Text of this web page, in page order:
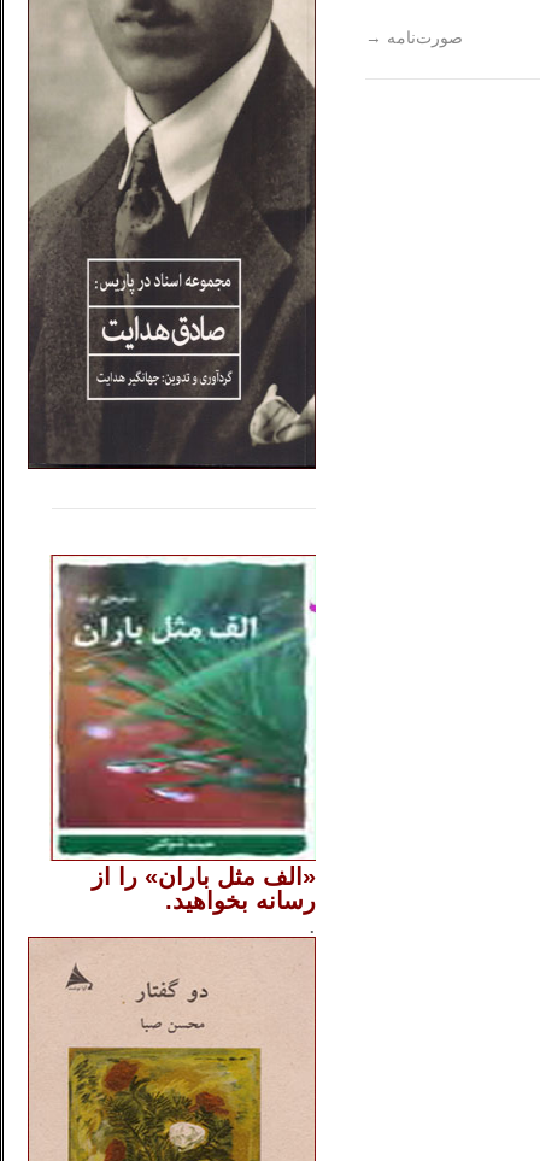
صورت‌نامه →
«الف مثل باران» را از
رسانه بخواهید.
.